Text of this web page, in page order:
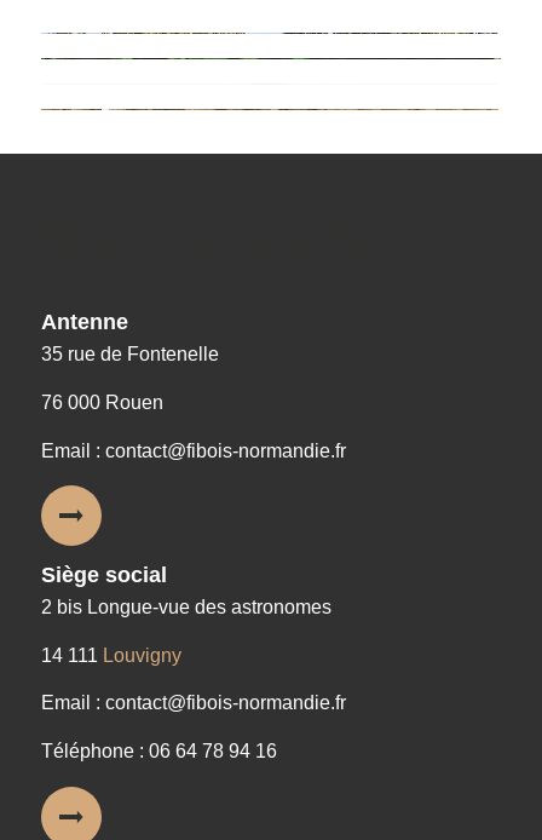
Antenne
35 rue de Fontenelle
76 000 Rouen
Email : contact@fibois-normandie.fr
Siège social
2 bis Longue-vue des astronomes
14 111 Louvigny
Email : contact@fibois-normandie.fr
Téléphone : 06 64 78 94 16